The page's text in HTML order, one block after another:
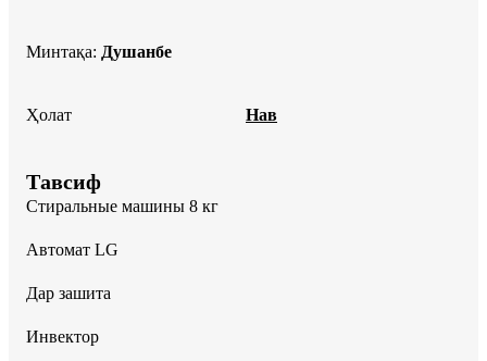
Минтақа: Душанбе
Ҳолат Нав
Тавсиф
Стиральные машины 8 кг
Автомат LG
Дар зашита
Инвектор